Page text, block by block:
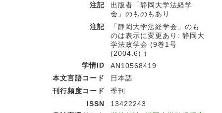
注記
出版者「静岡大学法経学
会」のものもあり
注記
「静岡大学法経学会」のも
のは表示に変更あり: 静岡大
学法政学会 (9巻1号
(2004.6)-)
学情ID
AN10568419
本文言語コード
日本語
刊行頻度コード
季刊
ISSN
13422243